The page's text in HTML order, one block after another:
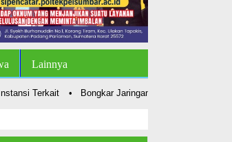
Lainnya
Terkait • Bongkar Jaringan Narkoba, Polsek